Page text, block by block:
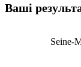
Ваші
Seine-